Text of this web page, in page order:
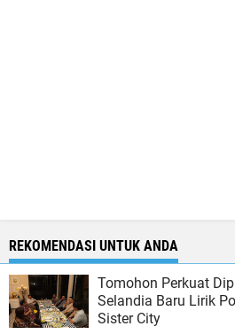
REKOMENDASI UNTUK ANDA
Tomohon Perkuat
Selandia Baru Lirik
Sister City